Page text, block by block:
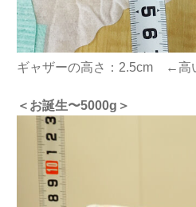
ギャザーの高さ：2.5cm ←高
＜お誕生〜5000g ＞